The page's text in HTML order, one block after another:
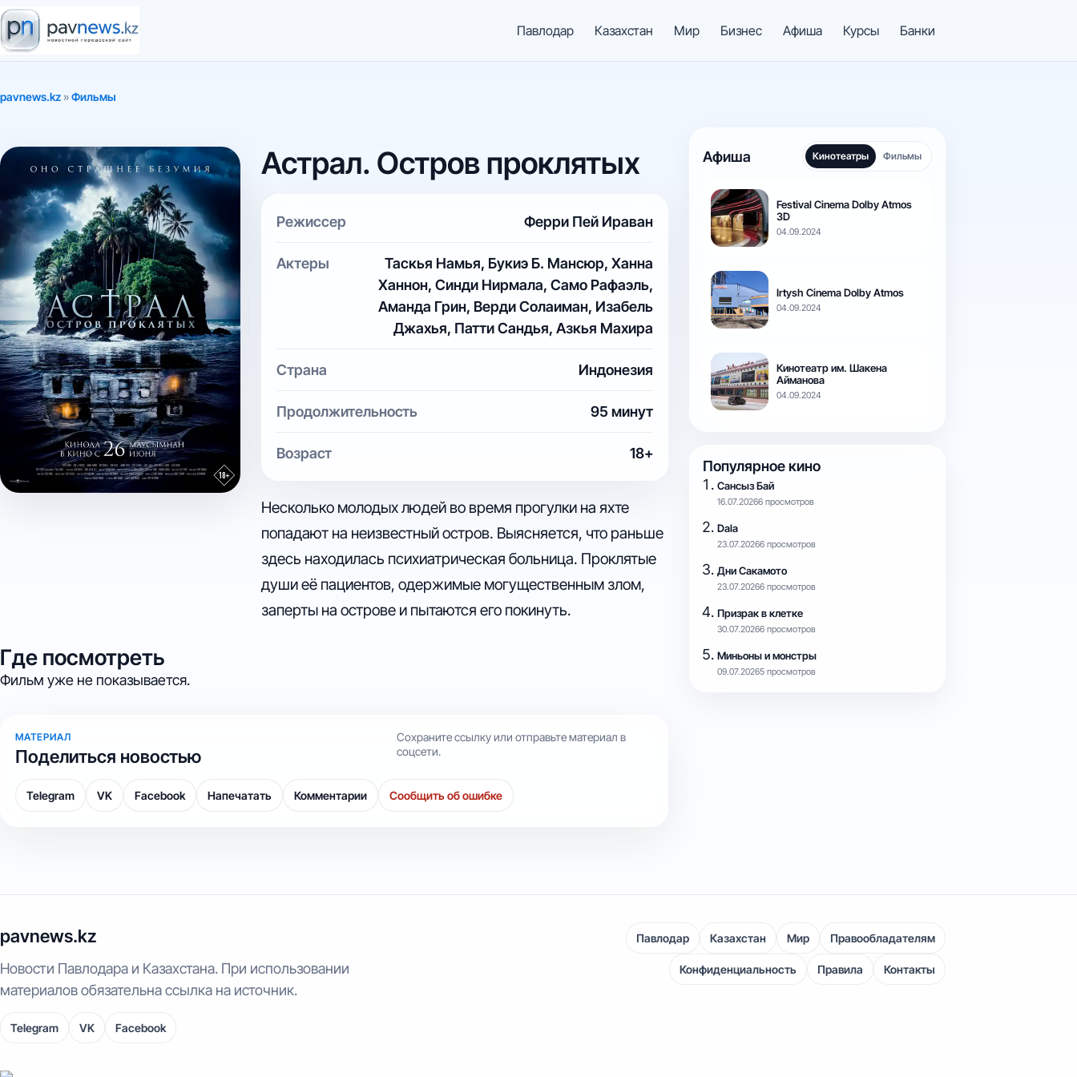
Павлодар Казахстан Мир Бизнес Афиша Курсы Банки
pavnews.kz »Фильмы
Астрал. Остров проклятых
Режиссер Ферри Пей Ираван
Актеры
Таскья Намья, Букиэ Б. Мансюр, Ханна
Ханнон, Синди Нирмала, Само Рафаэль,
Аманда Грин, Верди Солаиман, Изабель
Джахья, Патти Сандья, Азкья Махира
Страна Индонезия
Продолжительность 95 минут
Возраст 18+
Несколько молодых людей во время прогулки на яхте
попадают на неизвестный остров. Выясняется, что раньше
здесь находилась психиатрическая больница. Проклятые
души её пациентов, одержимые могущественным злом,
заперты на острове и пытаются его покинуть.
Где посмотреть
Фильм уже не показывается.
МАТЕРИАЛ
Поделиться новостью
Сохраните ссылку или отправьте материал в
соцсети.
Telegram VK Facebook Напечатать Комментарии Сообщить об ошибке
Афиша Кинотеатры Фильмы
Festival Cinema Dolby Atmos
3D
04.09.2024
Irtysh Cinema Dolby Atmos
04.09.2024
Кинотеатр им. Шакена
Айманова
04.09.2024
Популярное кино
Сансыз Бай
16.07.20266 просмотров
Dala
23.07.20266 просмотров
Дни Сакамото
23.07.20266 просмотров
Призрак в клетке
30.07.20266 просмотров
Миньоны и монстры
09.07.20265 просмотров
pavnews.kz
Новости Павлодара и Казахстана. При использовании
материалов обязательна ссылка на источник.
Telegram VK Facebook
Павлодар Казахстан Мир Правообладателям
Конфиденциальность Правила Контакты